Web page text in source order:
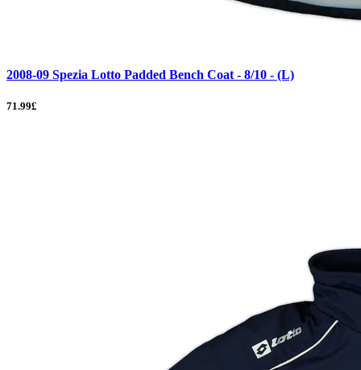
2008-09 Spezia Lotto Padded Bench Coat - 8/10 - (L)
71.99£